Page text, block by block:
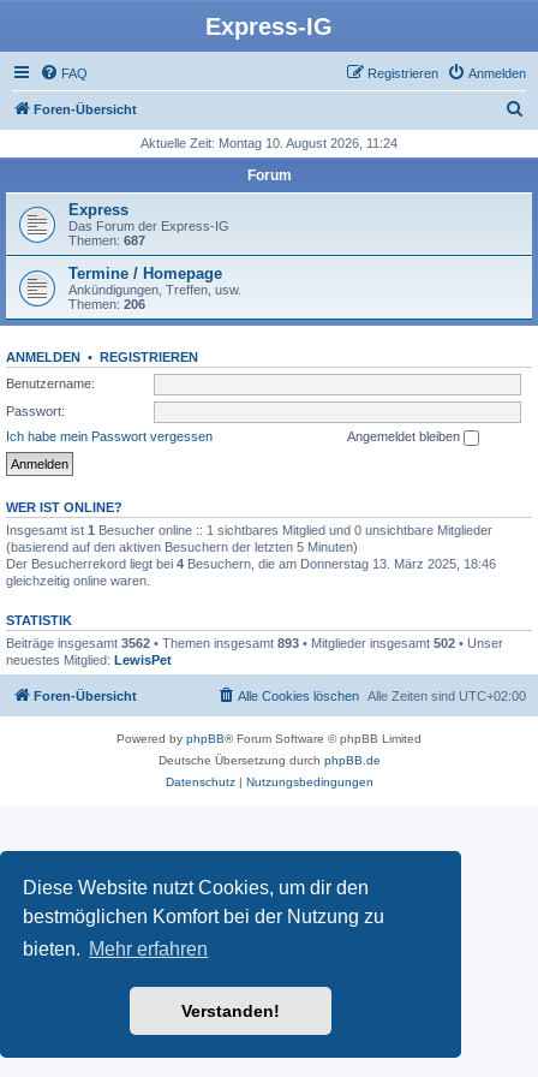
Diese Website nutzt Cookies, um dir den
bestmöglichen Komfort bei der Nutzung zu
bieten. Mehr erfahren
Verstanden!
Express-IG
FAQ Anmelden
Registrieren
Foren-Übersicht
h
Aktuelle Zeit: Montag 10. August 2026, 11:24
Forum
Express
Das Forum der Express-IG
Themen: 687
Termine / Homepage
Ankündigungen, Treffen, usw.
Themen: 206
ANMELDEN • REGISTRIEREN
Benutzername:
Passwort:
Ich habe mein Passwort vergessen
Angemeldet bleiben
WER IST ONLINE?
Insgesamt ist 1 Besucher online :: 1 sichtbares Mitglied und 0 unsichtbare Mitglieder
(basierend auf den aktiven Besuchern der letzten 5 Minuten)
Der Besucherrekord liegt bei 4 Besuchern, die am Donnerstag 13. März 2025, 18:46
gleichzeitig online waren.
STATISTIK
Beiträge insgesamt 3562 • Themen insgesamt 893 • Mitglieder insgesamt 502 • Unser
neuestes Mitglied: LewisPet
Foren-Übersicht Alle Zeiten sind UTC+02:00
Alle Cookies löschen
Powered by phpBB® Forum Software © phpBB Limited
Deutsche Übersetzung durch phpBB.de
Datenschutz| Nutzungsbedingungen